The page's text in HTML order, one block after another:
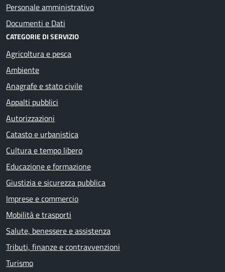
Personale amministrativo
Documenti e Dati
CATEGORIE DI SERVIZIO
Agricoltura e pesca
Ambiente
Anagrafe e stato civile
Appalti pubblici
Autorizzazioni
Catasto e urbanistica
Cultura e tempo libero
Educazione e formazione
Giustizia e sicurezza pubblica
Imprese e commercio
Mobilità e trasporti
Salute, benessere e assistenza
Tributi, finanze e contravvenzioni
Turismo